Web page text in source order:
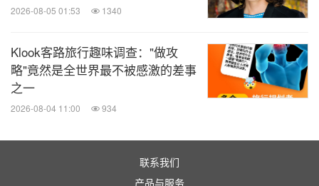
2026-08-05 01:53 1340
Klook客路旅行趣味调查："做攻
略"竟然是全世界最不被感激的差事
之一
2026-08-04 11:00 934
联系我们
产品与服务